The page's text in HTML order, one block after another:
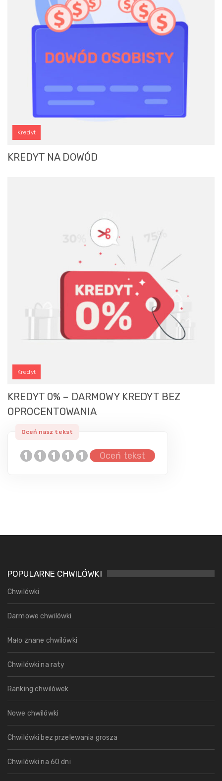
Kredyt
KREDYT NA DOWÓD
Kredyt
KREDYT 0% – DARMOWY KREDYT BEZ
OPROCENTOWANIA
Oceń tekst
POPULARNE CHWILÓWKI
Chwilówki
Darmowe chwilówki
Mało znane chwilówki
Chwilówki na raty
Ranking chwilówek
Nowe chwilówki
Chwilówki bez przelewania grosza
Chwilówki na 60 dni